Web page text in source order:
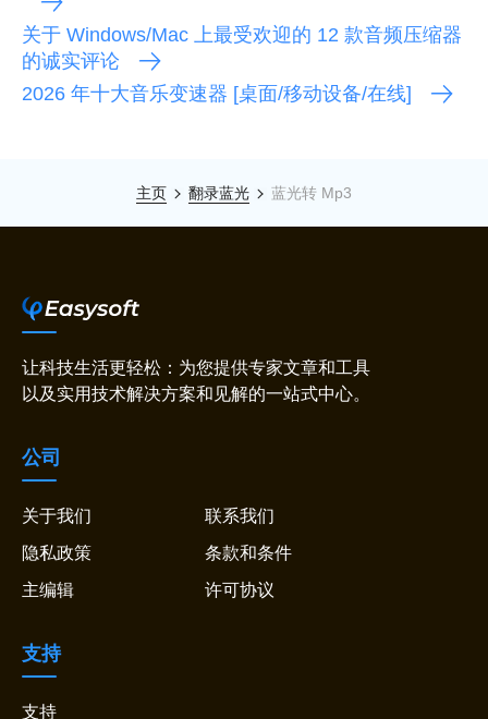
关于 Windows/Mac 上最受欢迎的 12 款音频压缩器
的诚实评论
2026 年十大音乐变速器 [桌面/移动设备/在线]
主页 翻录蓝光 蓝光转 Mp3
让科技生活更轻松：为您提供专家文章和工具
以及实用技术解决方案和见解的一站式中心。
公司
关于我们
联系我们
隐私政策
条款和条件
主编辑
许可协议
支持
支持